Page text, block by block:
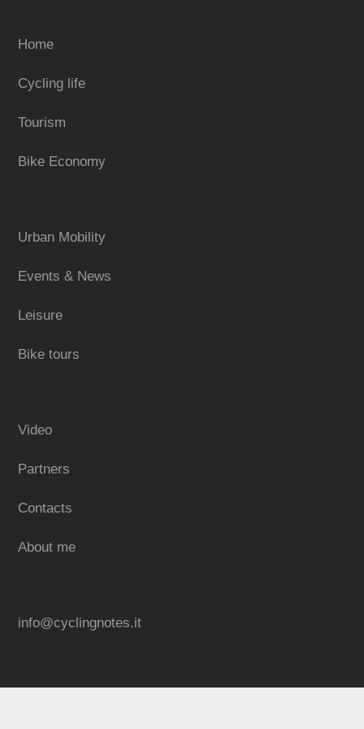
Home
Cycling life
Tourism
Bike Economy
Urban Mobility
Events & News
Leisure
Bike tours
Video
Partners
Contacts
About me
info@cyclingnotes.it